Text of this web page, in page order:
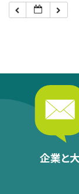
企業と